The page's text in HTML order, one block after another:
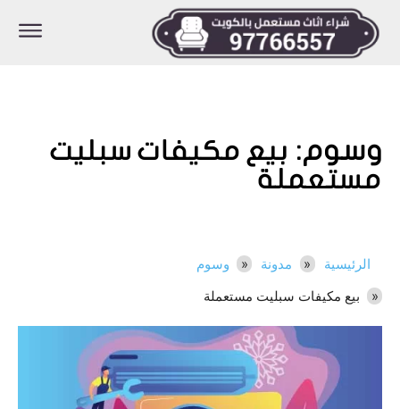
وسوم: بيع مكيفات سبليت
مستعملة
الرئيسية مدونة
وسوم
بيع مكيفات سبليت مستعملة